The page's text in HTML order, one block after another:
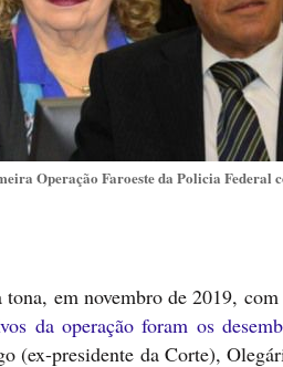
Operação Faroeste da Policia
em novembro de 2019,
da operação foram os
(ex-presidente da Corte),